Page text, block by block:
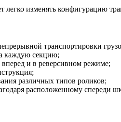
легко изменять конфигурацию
транспортировки
каждую секцию;
и в реверсивном режиме;
различных типов роликов;
расположенному спереди